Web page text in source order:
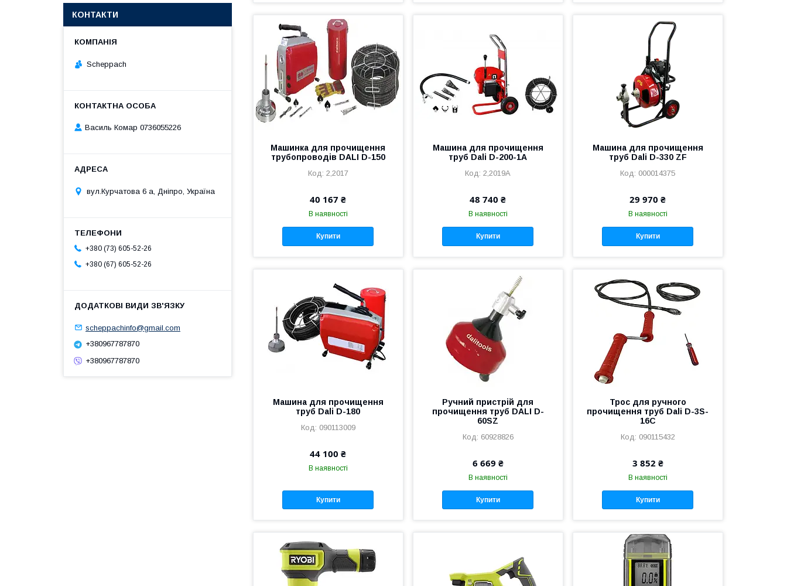
Машинка для прочищення
трубопроводів DALI D-150
2,2017
40 167 ₴
В наявності
Купити
Машина для прочищення
труб Dali D-200-1A
2,2019A
48 740 ₴
В наявності
Купити
Машина для прочищення
труб Dali D-330 ZF
000014375
29 970 ₴
В наявності
Купити
Машина для прочищення
труб Dali D-180
090113009
44 100 ₴
В наявності
Купити
Ручний пристрій для
прочищення труб DALI D-
60SZ
60928826
6 669 ₴
В наявності
Купити
Трос для ручного
прочищення труб Dali D-3S-
16C
090115432
3 852 ₴
В наявності
Купити
КОНТАКТИ
Scheppach
Василь Комар 0736055226
вул.Курчатова 6 а, Дніпро, Україна
+380 (73) 605-52-26
+380 (67) 605-52-26
scheppachinfo@gmail.com
+380967787870
+380967787870